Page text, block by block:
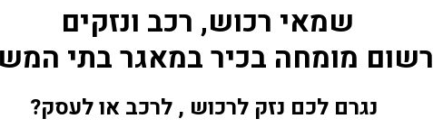
שמאי רכוש, רכב ונזקים
רשום מומחה בכיר במאגר בתי
נגרם לכם נזק לרכוש , לרכב או לעסק?